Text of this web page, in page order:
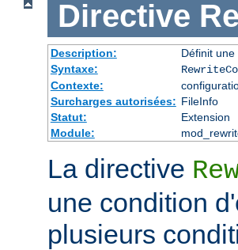
Directive
Description:
Définit
Syntaxe:
Contexte:
Surcharges autorisées: FileInfo
Statut:
Extension
Module:
La directive
une condition
plusieurs